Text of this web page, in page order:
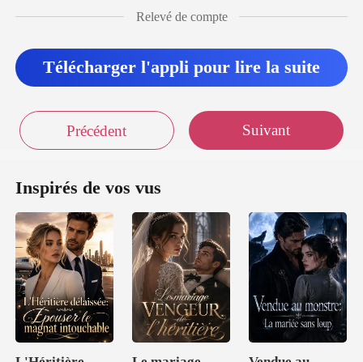
Relevé de compte
Télécharger l'appli pour lire la suite
Précédent Suivant
Inspirés de vos vus